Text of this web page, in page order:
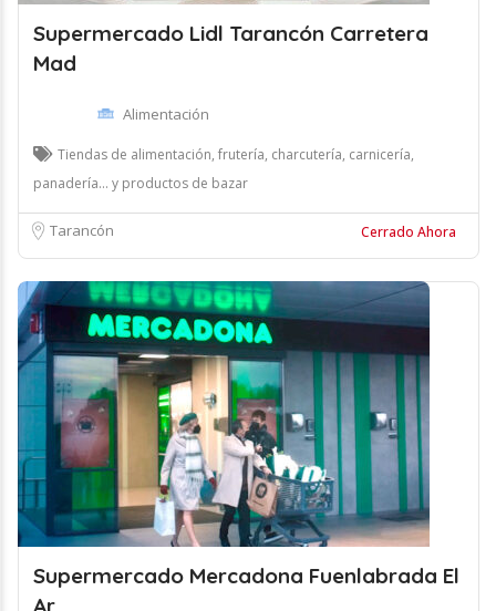
Supermercado Lidl Tarancón Carretera
Mad
Alimentación
Tiendas de alimentación, frutería, charcutería, carnicería,
panadería... y productos de bazar
Tarancón Cerrado Ahora
Supermercado Mercadona Fuenlabrada El
Ar